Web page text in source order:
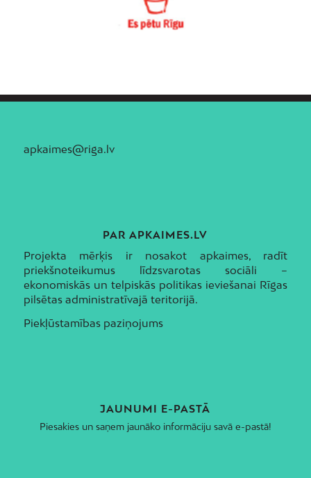
apkaimes@riga.lv
PAR APKAIMES.LV
Projekta mērķis ir nosakot apkaimes, radīt
priekšnoteikumus līdzsvarotas sociāli –
ekonomiskās un telpiskās politikas ieviešanai Rīgas
pilsētas administratīvajā teritorijā.
Piekļūstamības paziņojums
JAUNUMI E-PASTĀ
Piesakies un saņem jaunāko informāciju savā e-pastā!